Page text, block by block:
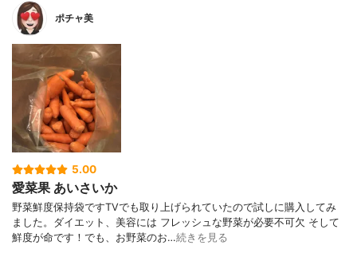
ポチャ美
5.00
愛菜果 あいさいか
野菜鮮度保持袋ですTVでも取り上げられていたので試しに購入してみ
ました。ダイエット、美容には フレッシュな野菜が必要不可欠 そして
鮮度が命です！でも、お野菜のお…続きを見る